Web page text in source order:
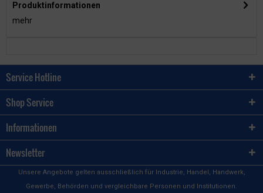
Produktinformationen
mehr
Service Hotline
Shop Service
Informationen
Newsletter
Unsere Angebote gelten ausschließlich für Industrie, Handel, Handwerk,
Gewerbe, Behörden und vergleichbare Personen und Institutionen.